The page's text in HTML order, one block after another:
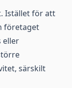
Istället för att
företaget
eller
särskilt